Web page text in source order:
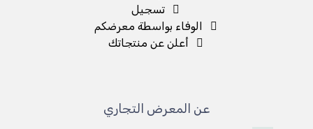
تسجيل
الوفاء بواسطة معرضكم
أعلن عن منتجاتك
عن المعرض التجاري